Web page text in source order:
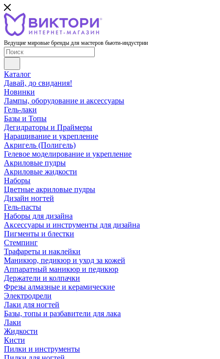
Ведущие мировые бренды для мастеров бьюти-индустрии
Каталог
Давай, до свидания!
Новинки
Лампы, оборудование и аксессуары
Гель-лаки
Базы и Топы
Дегидраторы и Праймеры
Наращивание и укрепление
Акригель (Полигель)
Гелевое моделирование и укрепление
Акриловые пудры
Акриловые жидкости
Наборы
Цветные акриловые пудры
Дизайн ногтей
Гель-пасты
Наборы для дизайна
Аксессуары и инструменты для дизайна
Пигменты и блестки
Стемпинг
Трафареты и наклейки
Маникюр, педикюр и уход за кожей
Аппаратный маникюр и педикюр
Держатели и колпачки
Фрезы алмазные и керамические
Электродрели
Лаки для ногтей
Базы, топы и разбавители для лака
Лаки
Жидкости
Кисти
Пилки и инструменты